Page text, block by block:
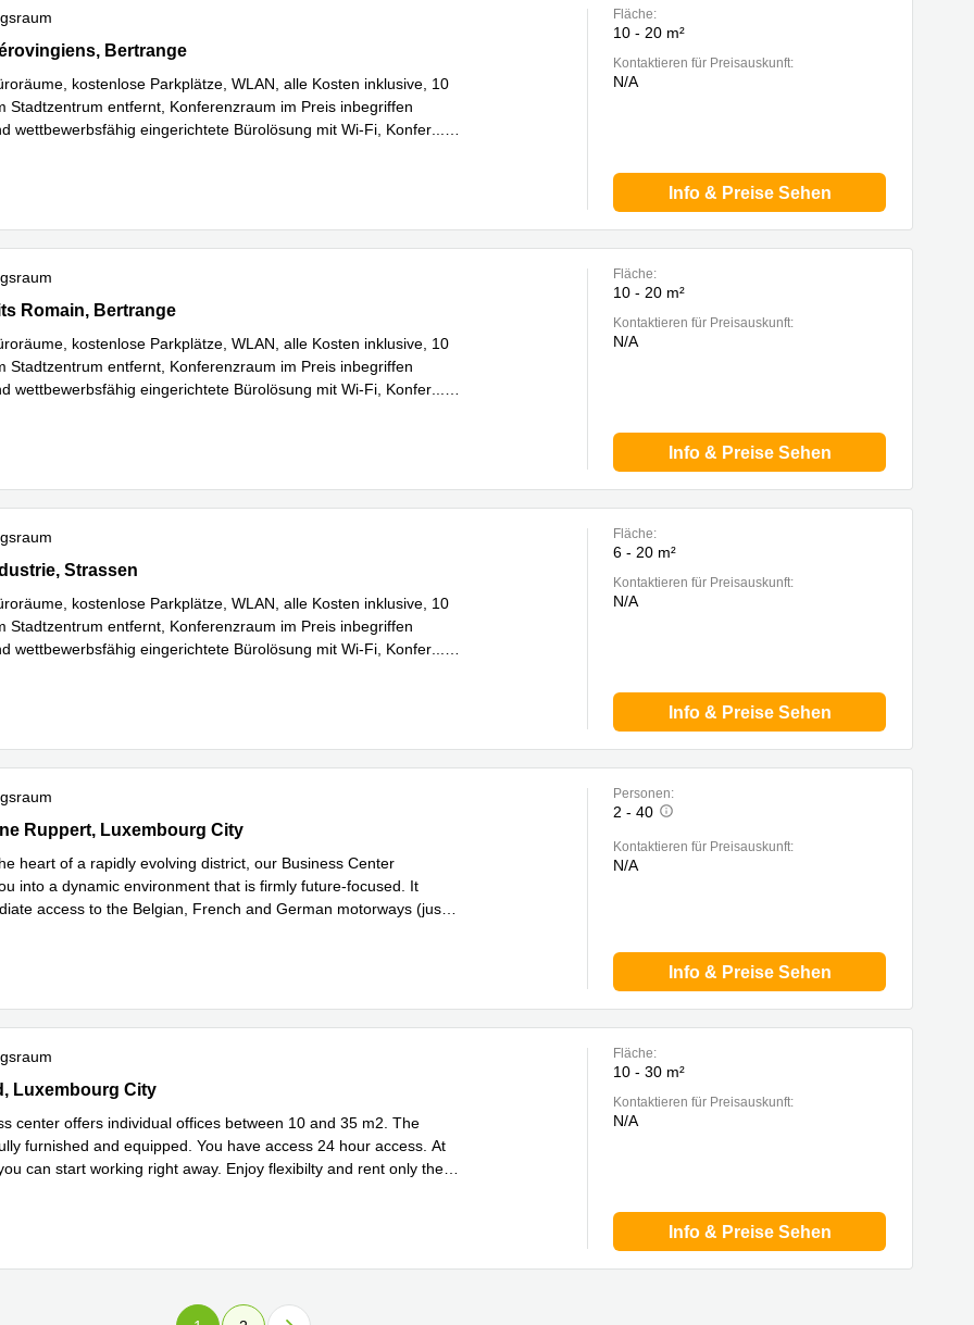
Bertrange
Bertrange
kostenlose Parkplätze, WLAN, alle Kosten inklusive, 10
Stadtzentrum entfernt, Konferenzraum im Preis inbegriffen
wettbewerbsfähig eingerichtete Bürolösung mit Wi-Fi, Konfer
Fläche:
10 - 20 m²
Kontaktieren für Preisauskunft:
N/A
Info & Preise Sehen
Romain, Bertrange
Romain, Bertrange
kostenlose Parkplätze, WLAN, alle Kosten inklusive, 10
Stadtzentrum entfernt, Konferenzraum im Preis inbegriffen
wettbewerbsfähig eingerichtete Bürolösung mit Wi-Fi, Konfer
Fläche:
10 - 20 m²
Kontaktieren für Preisauskunft:
N/A
Info & Preise Sehen
Strassen
Strassen
kostenlose Parkplätze, WLAN, alle Kosten inklusive, 10
Stadtzentrum entfernt, Konferenzraum im Preis inbegriffen
wettbewerbsfähig eingerichtete Bürolösung mit Wi-Fi, Konfer
Fläche:
6 - 20 m²
Kontaktieren für Preisauskunft:
N/A
Info & Preise Sehen
Ruppert 20, Luxembourg City
Ruppert, Luxembourg City
heart of a rapidly evolving district, our Business Center
into a dynamic environment that is firmly future-focused. It
access to the Belgian, French and German motorways (just 1
Personen:
2 - 40
Kontaktieren für Preisauskunft:
N/A
Info & Preise Sehen
Luxembourg City
Luxembourg City
center offers individual offices between 10 and 35 m2. The
furnished and equipped. You have access 24 hour access. At
can start working right away. Enjoy flexibilty and rent only the
Fläche:
10 - 30 m²
Kontaktieren für Preisauskunft:
N/A
Info & Preise Sehen